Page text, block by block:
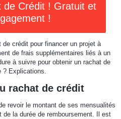
de Crédit ! Gratuit et
!
de crédit pour financer un projet à
de frais supplémentaires liés à un
à suivre pour obtenir un rachat de
? Explications.
rachat de crédit
revoir le montant de ses mensualités
la durée de remboursement. Il est